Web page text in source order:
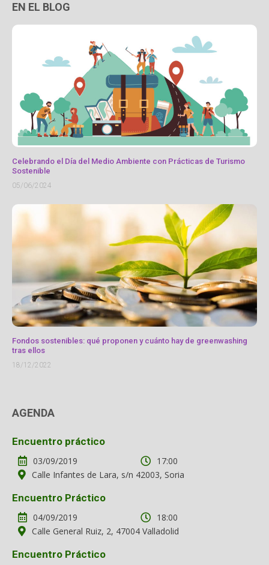
EN EL BLOG
Celebrando el Día del Medio Ambiente con Prácticas de Turismo
Sostenible
05/06/2024
Fondos sostenibles: qué proponen y cuánto hay de greenwashing
tras ellos
18/12/2022
AGENDA
Encuentro práctico
03/09/2019
17:00
Calle Infantes de Lara, s/n 42003, Soria
Encuentro Práctico
04/09/2019
18:00
Calle General Ruiz, 2, 47004 Valladolid
Encuentro Práctico